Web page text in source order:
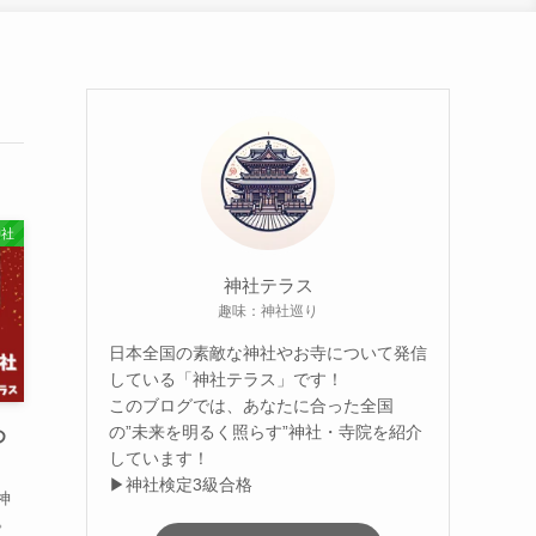
神社テラス
趣味：神社巡り
日本全国の素敵な神社やお寺について発信
している「神社テラス」です！
このブログでは、あなたに合った全国
の”未来を明るく照らす”神社・寺院を紹介
しています！
▶神社検定3級合格